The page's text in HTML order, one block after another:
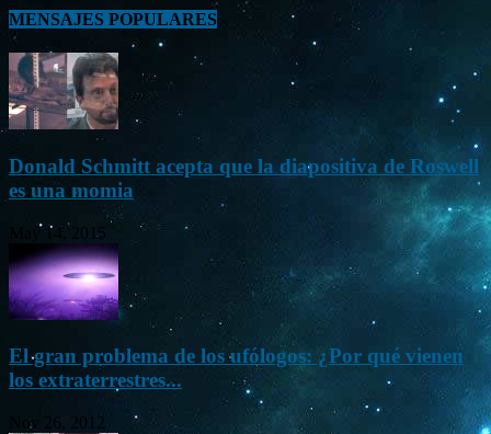
MENSAJES POPULARES
Donald Schmitt acepta que la diapositiva de Roswell
es una momia
May 14, 2015
El gran problema de los ufólogos: ¿Por qué vienen
los extraterrestres...
Nov 26, 2012